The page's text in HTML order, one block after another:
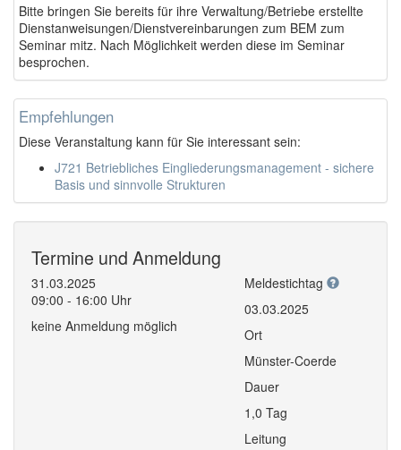
Bitte bringen Sie bereits für ihre Verwaltung/Betriebe erstellte
Dienstanweisungen/Dienstvereinbarungen zum BEM zum
Seminar mitz. Nach Möglichkeit werden diese im Seminar
besprochen.
Empfehlungen
Diese Veranstaltung kann für Sie interessant sein:
J721 Betriebliches Eingliederungsmanagement - sichere
Basis und sinnvolle Strukturen
Termine und Anmeldung
31.03.2025
09:00 - 16:00 Uhr
keine Anmeldung möglich
Meldestichtag
03.03.2025
Ort
Münster-Coerde
Dauer
1,0 Tag
Leitung